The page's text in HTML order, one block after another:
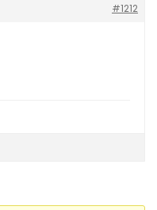
#1212